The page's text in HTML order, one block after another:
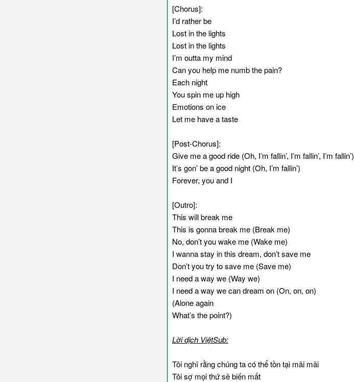
[Chorus]:
I’d rather be
Lost in the lights
Lost in the lights
I’m outta my mind
Can you help me numb the pain?
Each night
You spin me up high
Emotions on ice
Let me have a taste
[Post-Chorus]:
Give me a good ride (Oh, I’m fallin’, I’m fallin’, I’m fallin’)
It’s gon’ be a good night (Oh, I’m fallin’)
Forever, you and I
[Outro]:
This will break me
This is gonna break me (Break me)
No, don’t you wake me (Wake me)
I wanna stay in this dream, don’t save me
Don’t you try to save me (Save me)
I need a way we (Way we)
I need a way we can dream on (On, on, on)
(Alone again
What’s the point?)
Lời dịch ViệtSub:
Tôi nghĩ rằng chúng ta có thể tồn tại mãi mãi
Tôi sợ mọi thứ sẽ biến mất